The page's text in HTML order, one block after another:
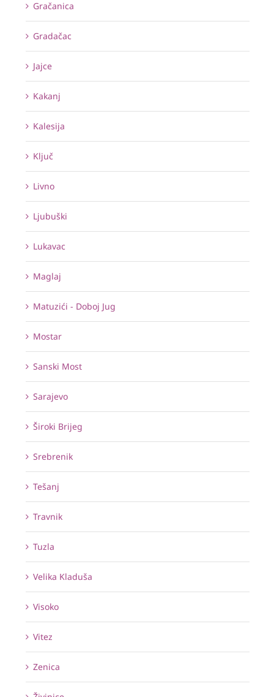
Gračanica
Gradačac
Jajce
Kakanj
Kalesija
Ključ
Livno
Ljubuški
Lukavac
Maglaj
Matuzići - Doboj Jug
Mostar
Sanski Most
Sarajevo
Široki Brijeg
Srebrenik
Tešanj
Travnik
Tuzla
Velika Kladuša
Visoko
Vitez
Zenica